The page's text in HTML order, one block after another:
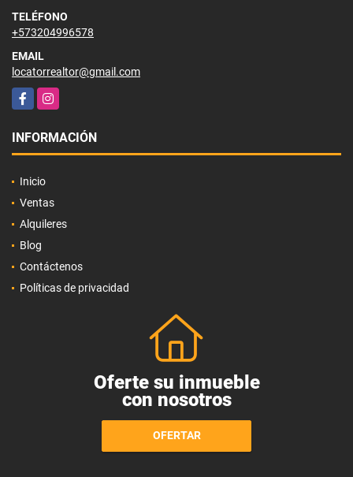
TELÉFONO
+573204996578
EMAIL
locatorrealtor@gmail.com
FacebookInstagram
INFORMACIÓN
Inicio
Ventas
Alquileres
Blog
Contáctenos
Políticas de privacidad
Oferte su inmueble
con nosotros
OFERTAR